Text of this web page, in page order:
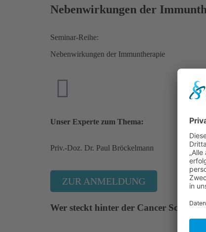
Nebenwirkungen der
Seminar-Reihe:
Nebenwirkungen der Immuntherapie
Unser Experte zum Thema:
Priv.-Doz. Dr. Paul Bröckelmann
ZUR ANMELDUNG
Wer steckt hinter der Cancer School ?